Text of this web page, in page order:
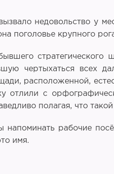
недовольство у
поголовье крупного
чертыхаться всех
расположенной,
отлили с
полагая, что
рабочие
имя.